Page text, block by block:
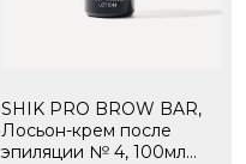
SHIK PRO BROW BAR,
Лосьон-крем после
эпиляции № 4, 100мл